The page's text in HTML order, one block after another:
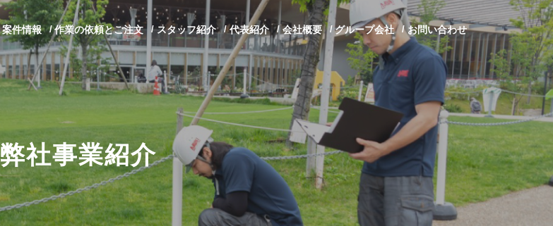
案件情報 作業の依頼とご注文 スタッフ紹介 代表紹介 会社概要 グループ会社 お問い合わせ
弊社事業紹介